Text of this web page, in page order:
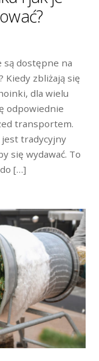
są dostępne na
Kiedy zbliżają się
dla wielu
odpowiednie
transportem.
tradycyjny
się wydawać. To
[…]